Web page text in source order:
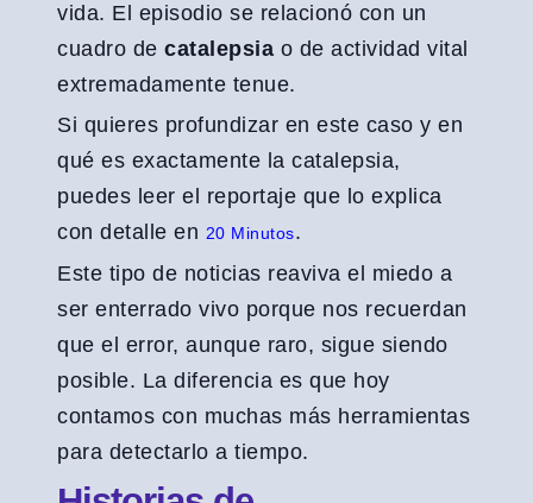
vida. El episodio se relacionó con un
cuadro de catalepsia o de actividad vital
extremadamente tenue.
Si quieres profundizar en este caso y en
qué es exactamente la catalepsia,
puedes leer el reportaje que lo explica
con detalle en 20 Minutos.
Este tipo de noticias reaviva el miedo a
ser enterrado vivo porque nos recuerdan
que el error, aunque raro, sigue siendo
posible. La diferencia es que hoy
contamos con muchas más herramientas
para detectarlo a tiempo.